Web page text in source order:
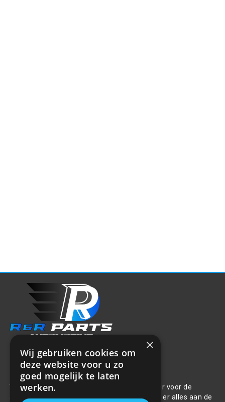
Over ons
Welkom bij R&R Parts Automotive, uw partner voor de
aanschaf van alle auto accessoires. Wij doen er alles aan de
×
Wij gebruiken cookies om
deze website voor u zo
goed mogelijk te laten
werken.